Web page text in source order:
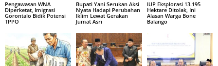
Pengawasan WNA
Diperketat, Imigrasi
Gorontalo Bidik Potensi
TPPO
Bupati Yani Serukan Aksi
Nyata Hadapi Perubahan
Iklim Lewat Gerakan
Jumat Asri
IUP Eksplorasi 13.195
Hektare Ditolak, Ini
Alasan Warga Bone
Balango